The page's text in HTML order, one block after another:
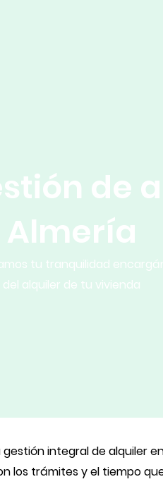
de
Almería
tu tranquilidad
alquiler de tu vivienda
gestión integral de alquiler
los trámites y el tiempo